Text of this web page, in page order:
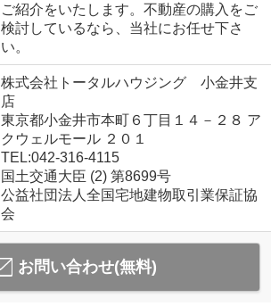
ご紹介をいたします。不動産の購入をご
検討しているなら、当社にお任せ下さ
い。
株式会社トータルハウジング 小金井支
店
東京都小金井市本町６丁目１４－２８ ア
クウェルモール ２０１
TEL:042-316-4115
国土交通大臣 (2) 第8699号
公益社団法人全国宅地建物取引業保証協
会
お問い合わせ(無料)